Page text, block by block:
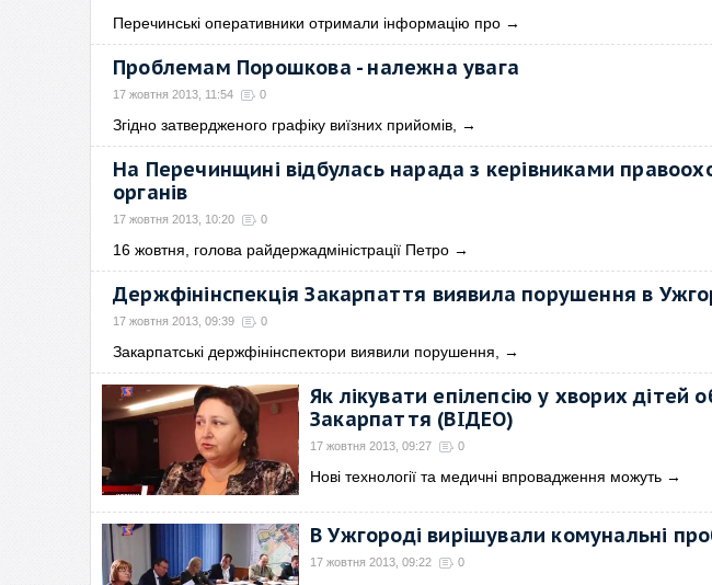
Перечинські оперативники отримали інформацію про →
Проблемам Порошкова - належна увага
17 жовтня 2013, 11:54 0
Згідно затвердженого графіку виїзних прийомів, →
На Перечинщині відбулась нарада з керівниками
органів
17 жовтня 2013, 10:20 0
16 жовтня, голова райдержадміністрації Петро →
Держфінінспекція Закарпаття виявила порушення в
17 жовтня 2013, 09:39 0
Закарпатські держфінінспектори виявили порушення, →
Як лікувати епілепсію у хворих дітей
Закарпаття (ВІДЕО)
17 жовтня 2013, 09:27 0
Нові технології та медичні впровадження можуть →
В Ужгороді вирішували комунальні
17 жовтня 2013, 09:22 0